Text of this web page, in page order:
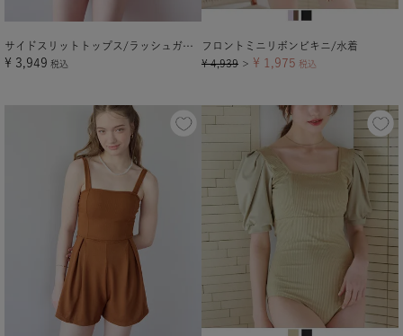
サイドスリットトップス/ラッシュガード【メール便可／100】
¥ 3,949 税込
フロントミニリボンビキニ/水着
¥ 4,939 ＞ ¥ 1,975 税込